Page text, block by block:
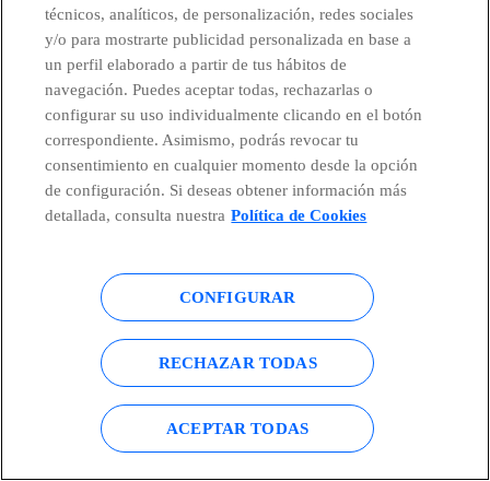
CONTACTO
Países y Unidades emergentes
Canal de Denuncias
Centro Global Transparencia
© Telefónica S.A. Configurar cookies
Política de cookies Aviso legal
Accesibilidad Política de privacidad
técnicos, analíticos, de personalización, redes sociales
y/o para mostrarte publicidad personalizada en base a
un perfil elaborado a partir de tus hábitos de
navegación. Puedes aceptar todas, rechazarlas o
configurar su uso individualmente clicando en el botón
correspondiente. Asimismo, podrás revocar tu
consentimiento en cualquier momento desde la opción
de configuración. Si deseas obtener información más
detallada, consulta nuestra Política de Cookies
CONFIGURAR
RECHAZAR TODAS
ACEPTAR TODAS